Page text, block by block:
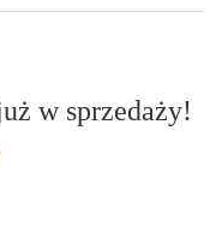
w sprzedaży!